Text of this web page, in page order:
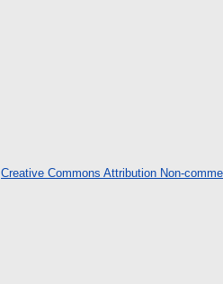
Creative Commons Attribution Non-